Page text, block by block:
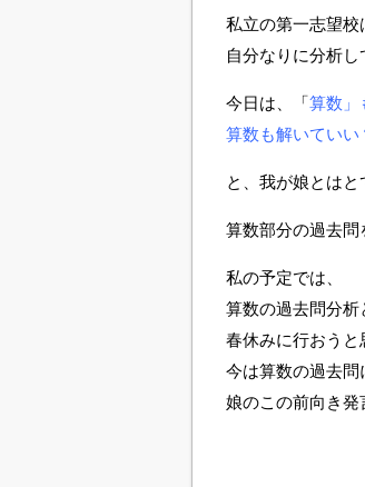
私立の第一志望校
自分なりに分析し
今日は、「算数」
算数も解いていい
と、我が娘とはと
算数部分の過去問
私の予定では、
算数の過去問分析
春休みに行おうと
今は算数の過去問
娘のこの前向き発